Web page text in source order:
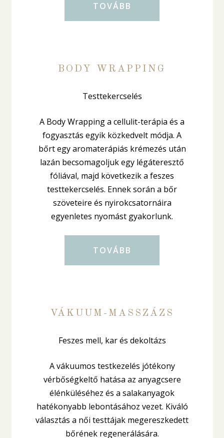
TOVÁBB
BODY WRAPPING
Testtekercselés
A Body Wrapping a cellulit-terápia és a
fogyasztás egyik közkedvelt módja. A
bőrt egy aromaterápiás krémezés után
lazán becsomagoljuk egy légáteresztő
fóliával, majd következik a feszes
testtekercselés. Ennek során a bőr
szöveteire és nyirokcsatornáira
egyenletes nyomást gyakorlunk.
TOVÁBB
VÁKUUM-MASSZÁZS
Feszes mell, kar és dekoltázs
A vákuumos testkezelés jótékony
vérbőségkeltő hatása az anyagcsere
élénküléséhez és a salakanyagok
hatékonyabb lebontásához vezet. Kiváló
választás a női testtájak megereszkedett
bőrének regenerálására.